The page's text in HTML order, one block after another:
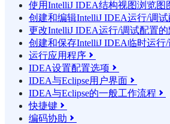
使用IntelliJ IDEA结构视图浏览图
创建和编辑IntelliJ IDEA运行/调试
更改IntelliJ IDEA运行/调试配置
创建和保存IntelliJ IDEA临时运行
运行应用程序 
IDEA设置配置选项 
IDEA与Eclipse用户界面 
IDEA与Eclipse的一般工作流程 
快捷键 
编码协助 